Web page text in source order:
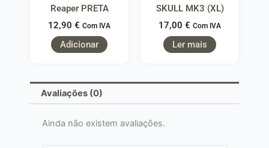
Reaper PRETA
12,90 € Com IVA
Adicionar
SKULL MK3 (XL)
17,00 € Com IVA
Ler mais
Avaliações (0)
Ainda não existem avaliações.